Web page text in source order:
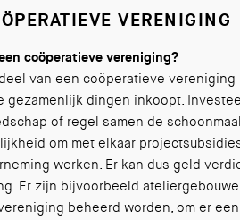
VERENIGING
coöperatieve vereniging?
van een coöperatieve
gezamenlijk dingen inkoopt.
of regel samen de
om met elkaar
werken. Er kan dus geld
Er zijn bijvoorbeeld
beheerd worden, om er